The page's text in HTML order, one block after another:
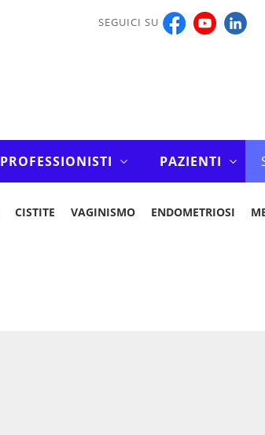
SEGUICI SU
PROFESSIONISTI PAZIENTI
CISTITE VAGINISMO ENDOMETRIOSI